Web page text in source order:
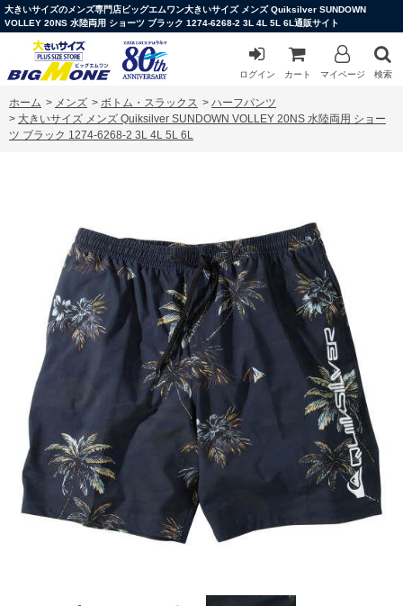
大きいサイズのメンズ専門店ビッグエムワン大きいサイズ メンズ Quiksilver SUNDOWN
VOLLEY 20NS 水陸両用 ショーツ ブラック 1274-6268-2 3L 4L 5L 6L通販サイト
ログイン カート マイページ 検索
ホーム > メンズ > ボトム・スラックス > ハーフパンツ
> 大きいサイズ メンズ Quiksilver SUNDOWN VOLLEY 20NS 水陸両用 ショー
ツ ブラック 1274-6268-2 3L 4L 5L 6L